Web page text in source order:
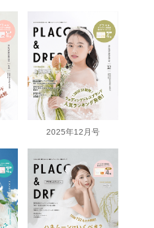
2025年12月号